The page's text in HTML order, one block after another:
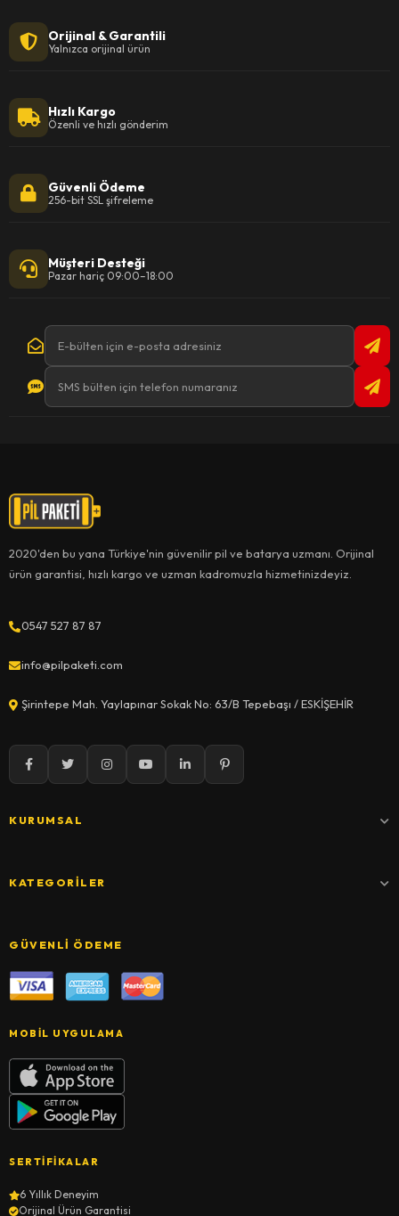
Orijinal & Garantili
Yalnızca orijinal ürün
Hızlı Kargo
Özenli ve hızlı gönderim
Güvenli Ödeme
256-bit SSL şifreleme
Müşteri Desteği
Pazar hariç 09:00–18:00
2020'den bu yana Türkiye'nin güvenilir pil ve batarya uzmanı. Orijinal
ürün garantisi, hızlı kargo ve uzman kadromuzla hizmetinizdeyiz.
0547 527 87 87
info@pilpaketi.com
Şirintepe Mah. Yaylapınar Sokak No: 63/B Tepebaşı / ESKİŞEHİR
KURUMSAL
KATEGORILER
GÜVENLI ÖDEME
MOBIL UYGULAMA
SERTIFIKALAR
6 Yıllık Deneyim
Orijinal Ürün Garantisi